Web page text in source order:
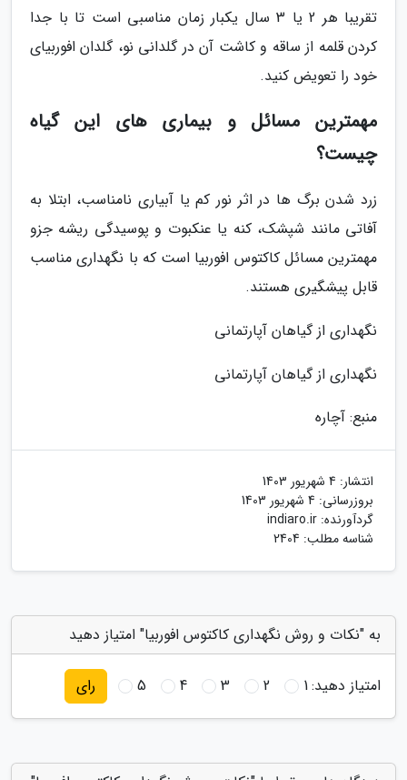
تقریبا هر 2 یا 3 سال یکبار زمان مناسبی است تا با جدا
کردن قلمه از ساقه و کاشت آن در گلدانی نو، گلدان افوربیای
خود را تعویض کنید.
مهمترین مسائل و بیماری های این گیاه
چیست؟
زرد شدن برگ ها در اثر نور کم یا آبیاری نامناسب، ابتلا به
آفاتی مانند شپشک، کنه یا عنکبوت و پوسیدگی ریشه جزو
مهمترین مسائل کاکتوس افوربیا است که با نگهداری مناسب
قابل پیشگیری هستند.
نگهداری از گیاهان آپارتمانی
نگهداری از گیاهان آپارتمانی
منبع: آچاره
انتشار: 4 شهریور 1403
بروزرسانی: 4 شهریور 1403
گردآورنده: indiaro.ir
شناسه مطلب: 2404
به "نکات و روش نگهداری کاکتوس افوربیا" امتیاز دهید
امتیاز دهید:1
2
3
4
5 رای